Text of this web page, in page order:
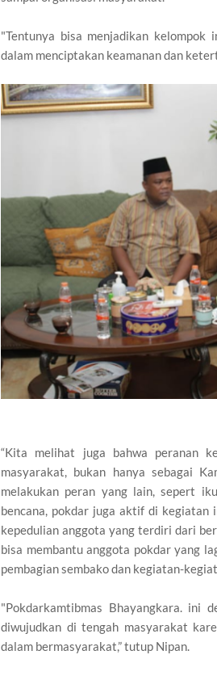
"Tentunya bisa menjadikan
dalam menciptakan keamanan dan
“Kita melihat juga bahwa peranan
masyarakat, bukan hanya sebagai
melakukan peran yang lain, sepert
bencana, pokdar juga aktif di kegiatan
kepedulian anggota yang terdiri dari
bisa membantu anggota pokdar yang
pembagian sembako dan kegiatan-
"Pokdarkamtibmas Bhayangkara. ini
diwujudkan di tengah masyarakat
dalam bermasyarakat,” tutup Nipan.